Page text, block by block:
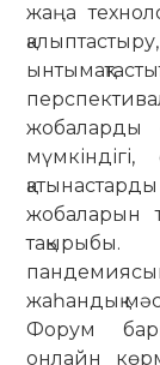
жаңа
жобаларды
мүмкіндігі,
жобаларын
жаһандық
Форум
онлайн